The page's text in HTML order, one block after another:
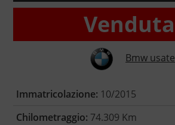
Venduta
Bmw usate
Immatricolazione: 10/2015
Chilometraggio: 74.309 Km